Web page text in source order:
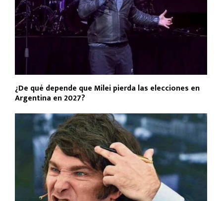
¿De qué depende que Milei pierda las elecciones en
Argentina en 2027?